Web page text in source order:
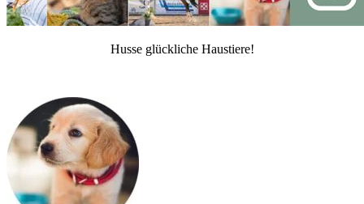
Husse glückliche Haustiere!